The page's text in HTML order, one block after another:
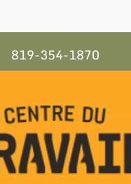
819-354-1870